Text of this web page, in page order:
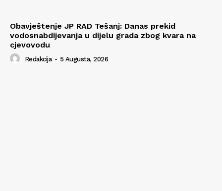
Obavještenje JP RAD Tešanj: Danas prekid
vodosnabdijevanja u dijelu grada zbog kvara na
cjevovodu
Redakcija - 5 Augusta, 2026